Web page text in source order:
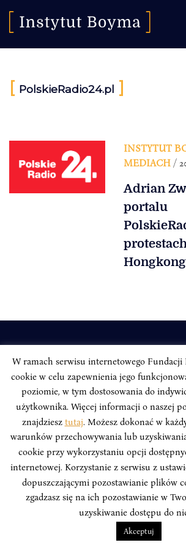
[ PolskieRadio24.pl ]
INSTYTUT
MEDIACH/
Adrian
portalu
INSTYTUT BOYMA / Asian
Adres korespondencyjny: ul. Freta 11/5,
Odwiedź nas w mediach
INSTYTUT BOYMA. WSZELKIE PRAWA
Prywatności Serwisu
Polityka
design Beata Świerczyńska, development
W ramach serwisu internetowego Fundacji
cookie w celu zapewnienia jego
poziomie, w tym dostosowania do
użytkownika. Więcej informacji o naszej
znajdziesz tutaj. Możesz dokonać w
warunków przechowywania lub
cookie przy wykorzystaniu opcji
internetowej. Korzystanie z serwisu z
dopuszczającymi pozostawianie plików
zgadzasz się na ich pozostawianie w
uzyskiwanie dostępu do
Akceptuj